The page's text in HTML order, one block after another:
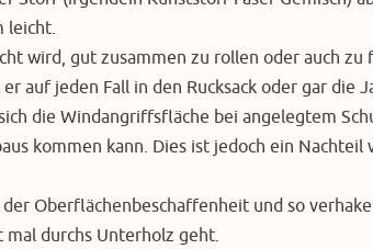
leicht.
wird, gut zusammen zu rollen oder auch
auf jeden Fall in den Rucksack oder gar die
die Windangriffsfläche bei angelegtem
kommen kann. Dies ist jedoch ein Nachteil
Oberflächenbeschaffenheit und so
durchs Unterholz geht.